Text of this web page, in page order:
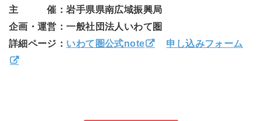
主 催：岩手県県南広域振興局
企画・運営：一般社団法人いわて圏
詳細ページ： いわて圏公式note 申し込みフォーム